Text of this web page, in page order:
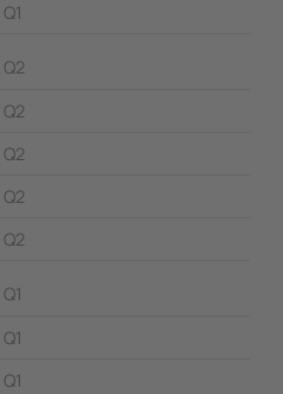
Q1
Q2
Q2
Q2
Q2
Q2
Q1
Q1
Q1